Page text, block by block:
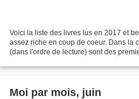
Voici la liste des livres lus en 2017 et
assez riche en coup de coeur. Dans la
(dans l'ordre de lecture) sont des
Moi par mois, juin